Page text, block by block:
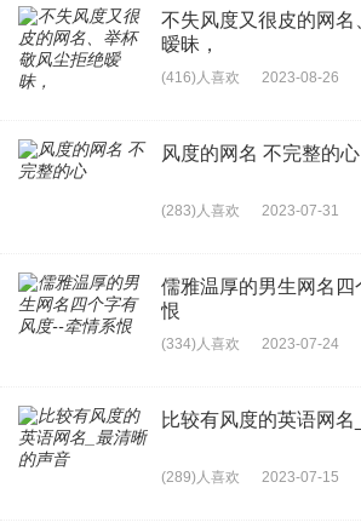
不失风度又很皮的网
暧昧，
(416)人喜欢 2023-08-26
风度的网名 不完整的心
(283)人喜欢 2023-07-31
儒雅温厚的男生网名四
恨
(334)人喜欢 2023-07-24
比较有风度的英语网
(289)人喜欢 2023-07-15